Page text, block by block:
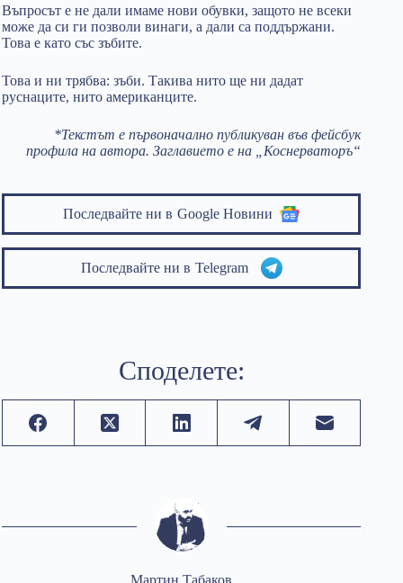
Въпросът е не дали имаме нови обувки, защото не всеки
може да си ги позволи винаги, а дали са поддържани.
Това е като със зъбите.
Това и ни трябва: зъби. Такива нито ще ни дадат
руснаците, нито американците.
*Текстът е първоначално публикуван във фейсбук
профила на автора. Заглавието е на „Коснерваторъ“
Последвайте ни в Google Новини
Последвайте ни в Telegram
Споделете:
Мартин Табаков